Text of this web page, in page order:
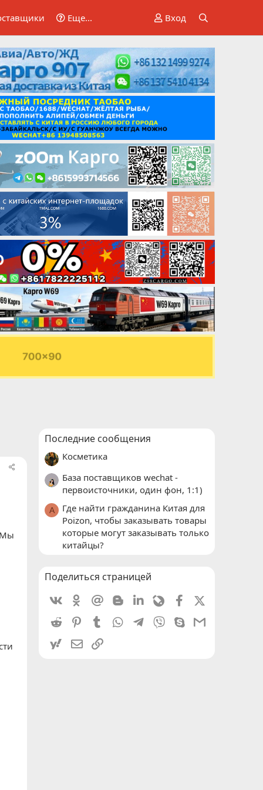
Еще... Вход
Мы
Последние сообщения
Косметика
База поставщиков wechat -
первоисточники, один фон, 1:1)
A
Где найти гражданина Китая для
Poizon, чтобы заказывать товары
которые могут заказывать только
китайцы?
Поделиться страницей
VkontakteOdnoklassniki
Mail.ru BloggerLinkedin
LivejournalFacebook
Reddit PinterestTumblr WhatsAppTelegram
Viber SkypeGmail
yahoomailЭлектронная почта